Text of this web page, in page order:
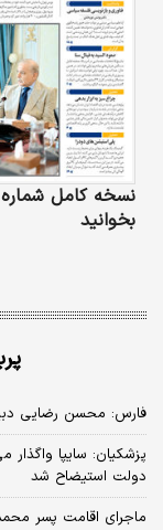
نسخه کامل شماره
بخوانید
فارس: محسن رضایی
پزشکیان: سایپا واگذار
دولت استیضاح شد
ماجرای اقامت پسر